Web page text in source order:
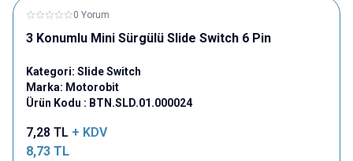
0 Yorum
3 Konumlu Mini Sürgülü Slide Switch 6 Pin
Kategori: Slide Switch
Marka: Motorobit
Ürün Kodu : BTN.SLD.01.000024
7,28 TL + KDV
8,73 TL